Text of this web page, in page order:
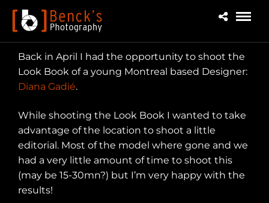
Back in April I had the opportunity to shoot the
Look Book of a young Montreal based Designer:
Diana Gadié.
While shooting the Look Book I wanted to take
advantage of the location to shoot a little
editorial. Most of the model where gone and we
had a very little amount of time to shoot this
(may be 15-30mn?) but I’m very happy with the
results!